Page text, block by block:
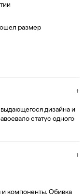
размер
+
дизайна и
статус одного
+
и компоненты. Обивка